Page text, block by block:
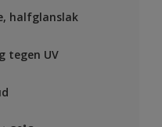
halfglanslak
tegen UV